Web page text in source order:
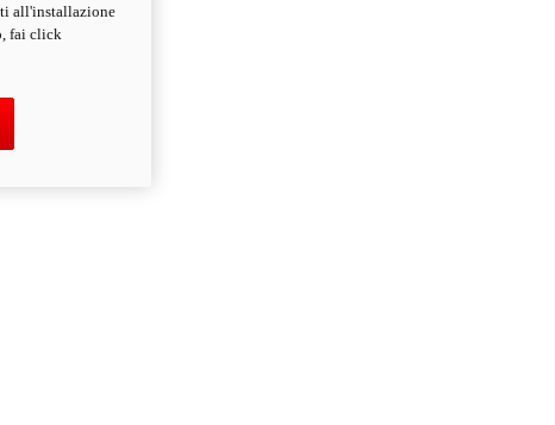
all'installazione
fai click